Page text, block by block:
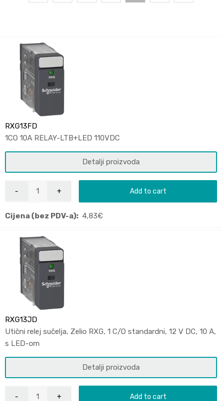
RXG13FD
1CO 10A RELAY-LTB+LED 110VDC
Detalji proizvoda
Add to cart
Cijena (bez PDV-a): 4,83€
RXG13JD
Utični relej sučelja, Zelio RXG, 1 C/O standardni, 12 V DC, 10 A,
s LED-om
Detalji proizvoda
Add to cart